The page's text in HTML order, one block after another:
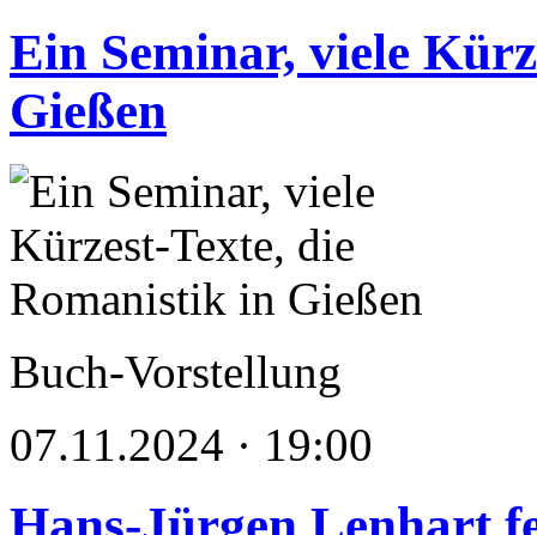
Ein Seminar, viele
Gießen
Buch-Vorstellung
07.11.2024 · 19:00